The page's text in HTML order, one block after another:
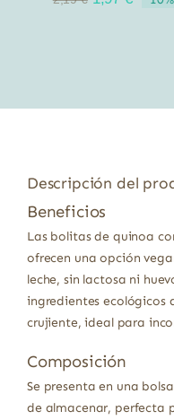
Descripción del
Beneficios
Las bolitas de quinoa
ofrecen una opción
leche, sin lactosa ni
ingredientes ecológicos
crujiente, ideal para
Composición
Se presenta en una
de almacenar, perfecta